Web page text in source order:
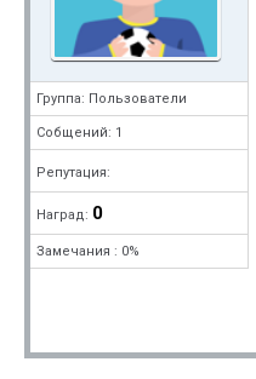
Группа: Пользователи
Собщений: 1
Репутация:
Наград: 0
Замечания : 0%